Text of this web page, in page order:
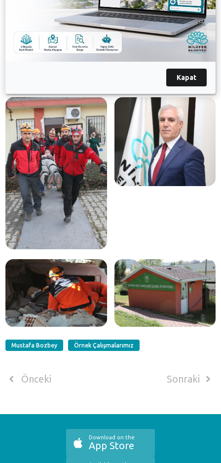
tesis edilmesi, Afet ve Acil Durum Yönetim
Merkezi’nin altyapısı ile binasının yenilenmesi ve
arama kurtarma ekiplerinin eğitim ve tatbikatlarla
deneyimlerin artırılmasını kapsıyor.
Mustafa Bozbey Örnek Çalışmalarımız
Önceki Sonraki
Download on the
App Store
Kapat